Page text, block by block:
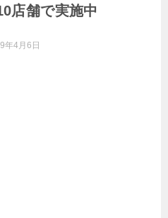
店舗で実施中
年4月6日